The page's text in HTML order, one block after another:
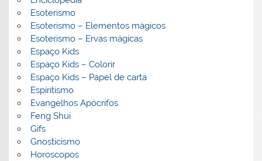
Esoterismo
Esoterismo – Elementos mágicos
Esoterismo – Ervas mágicas
Espaço Kids
Espaço Kids – Colorir
Espaço Kids – Papel de carta
Espiritismo
Evangelhos Apócrifos
Feng Shui
Gifs
Gnosticismo
Horoscopos